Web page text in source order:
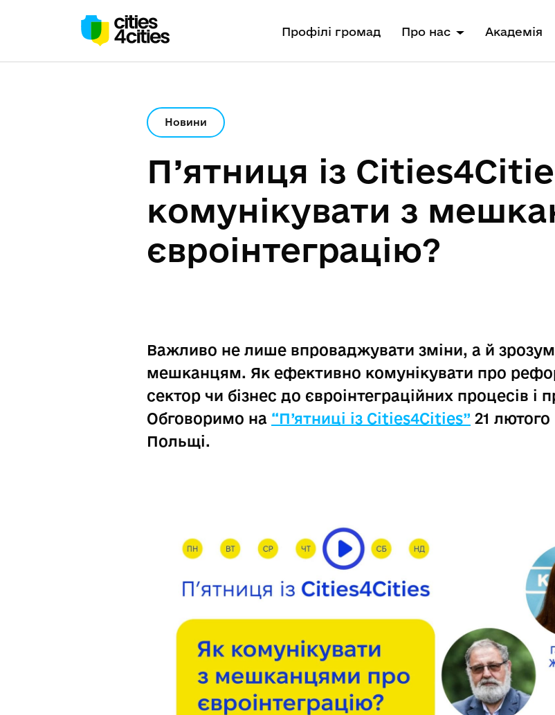
Профілі громад Про нас Академія
Новини
П’ятниця із
комунікувати з
євроінтеграцію?
Важливо не лише впроваджувати зміни, а й
мешканцям. Як ефективно комунікувати про
сектор чи бізнес до євроінтеграційних процесів
Обговоримо на “П’ятниці із Cities4Cities” 21
Польщі.